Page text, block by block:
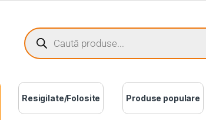
Resigilate/Folosite Produse populare